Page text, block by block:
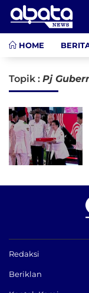
HOME
Topik : Pj
Redaksi
Beriklan